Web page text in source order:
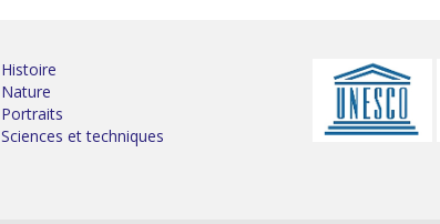
Histoire
Nature
Portraits
Sciences et techniques